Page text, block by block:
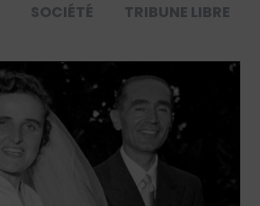
SOCIÉTÉ TRIBUNE LIBRE